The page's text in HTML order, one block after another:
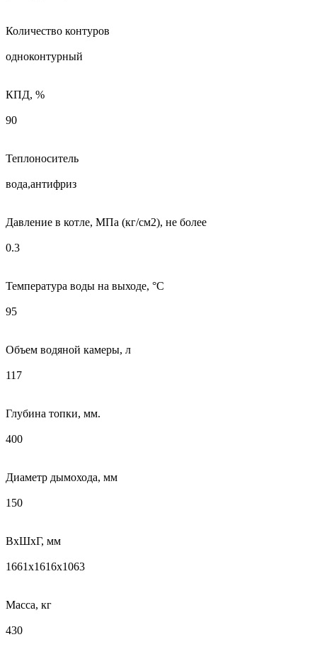
Количество контуров
одноконтурный
КПД, %
90
Теплоноситель
вода,антифриз
Давление в котле, МПа (кг/см2), не более
0.3
Температура воды на выходе, °С
95
Объем водяной камеры, л
117
Глубина топки, мм.
400
Диаметр дымохода, мм
150
ВхШхГ, мм
1661х1616х1063
Масса, кг
430